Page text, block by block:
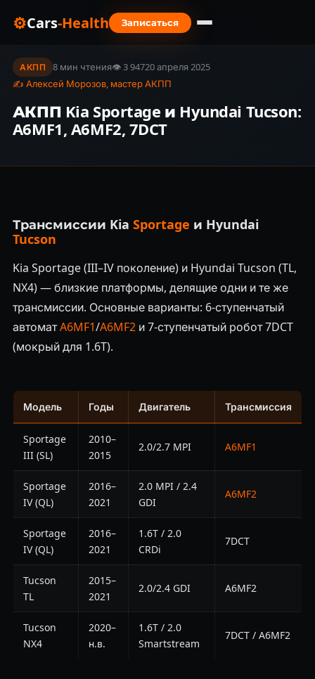
⚙Cars-Health Записаться
Главная › Блог ›
АКПП 8 мин чтения👁 3 94720 апреля 2025
✍ Алексей Морозов, мастер АКПП
АКПП Kia Sportage и Hyundai Tucson:
A6MF1, A6MF2, 7DCT
Трансмиссии Kia Sportage и Hyundai
Tucson
Kia Sportage (III–IV поколение) и Hyundai Tucson (TL,
NX4) — близкие платформы, делящие одни и те же
трансмиссии. Основные варианты: 6-ступенчатый
автоматA6MF1/A6MF2и 7-ступенчатый робот 7DCT
(мокрый для 1.6T).
Модель Годы Двигатель Трансмиссия
Sportage
III (SL)
2010–
2015
2.0/2.7 MPI A6MF1
Sportage
IV (QL)
2016–
2021
2.0 MPI / 2.4
GDI
A6MF2
Sportage
IV (QL)
2016–
2021
1.6T / 2.0
CRDi
7DCT
Tucson
TL
2015–
2021
2.0/2.4 GDI A6MF2
Tucson
NX4
2020–
н.в.
1.6T / 2.0
Smartstream
7DCT / A6MF2